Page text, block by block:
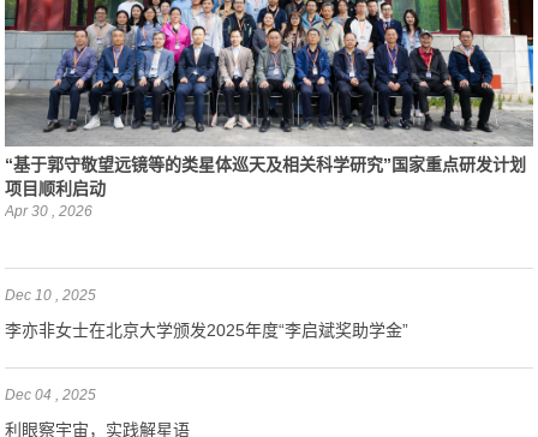
“基于郭守敬望远镜等的类星体巡天及相关科学研究”国家重点研发计划
项目顺利启动
Apr 30 , 2026
Dec 10 , 2025
李亦非女士在北京大学颁发2025年度“李启斌奖助学金”
Dec 04 , 2025
利眼察宇宙，实践解星语